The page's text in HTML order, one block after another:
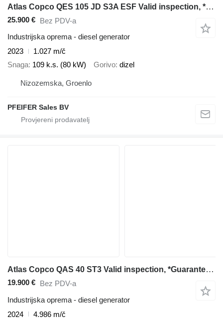
Atlas Copco QES 105 JD S3A ESF Valid inspection, *Guarantee! D
25.900 € Bez PDV-a
Industrijska oprema - diesel generator
2023
1.027 m/č
Snaga 109 k.s. (80 kW) Gorivo dizel
Nizozemska, Groenlo
PFEIFER Sales BV
Atlas Copco QAS 40 ST3 Valid inspection, *Guarantee! Diesel, 4
19.900 € Bez PDV-a
Industrijska oprema - diesel generator
2024
4.986 m/č